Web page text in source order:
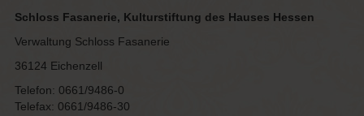
Schloss Fasanerie, Kulturstiftung des Hauses Hessen
Verwaltung Schloss Fasanerie
36124 Eichenzell
Telefon: 0661/9486-0
Telefax: 0661/9486-30